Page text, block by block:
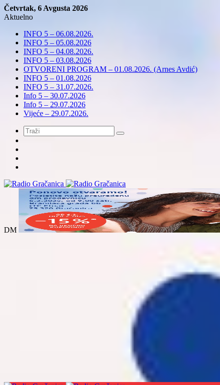
Četvrtak, 6 Avgusta 2026
Aktuelno
INFO 5 – 06.08.2026.
INFO 5 – 05.08.2026
INFO 5 – 04.08.2026.
INFO 5 – 03.08.2026
OTVORENI PROGRAM – 01.08.2026. (Arnes Avdić)
INFO 5 – 01.08.2026
INFO 5 – 31.07.2026.
Info 5 – 30.07.2026
Info 5 – 29.07.2026
Vijeće – 29.07.2026.
Meni
DM